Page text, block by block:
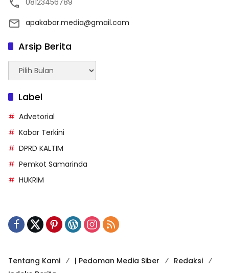
apakabar.media@gmail.com
Arsip Berita
Arsip
Berita
Label
Advetorial
Kabar Terkini
DPRD KALTIM
Pemkot Samarinda
HUKRIM
Tentang Kami | Pedoman Media Siber
Redaksi